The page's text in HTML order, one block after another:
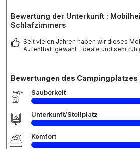
Bewertung der Unterkunft :
Schlafzimmers
Seit vielen Jahren haben wir dieses
Aufenthalt gewählt. Ideale und sehr
Bewertungen des Campingplatzes
Sauberkeit
Unterkunft/Stellplatz
Komfort